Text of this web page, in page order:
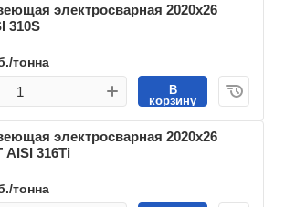
электросварная 2020х26
310S
тонна
В
корзину
электросварная 2020х26
316Ti
тонна